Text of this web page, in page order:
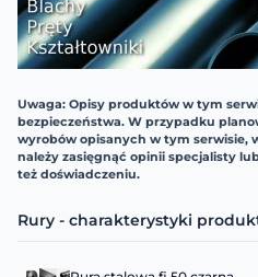
Uwaga: Opisy produktów w tym
bezpieczeństwa. W przypadku
wyrobów opisanych w tym serwisie,
należy zasięgnąć opinii specjalisty
też doświadczeniu.
Rury - charakterystyki